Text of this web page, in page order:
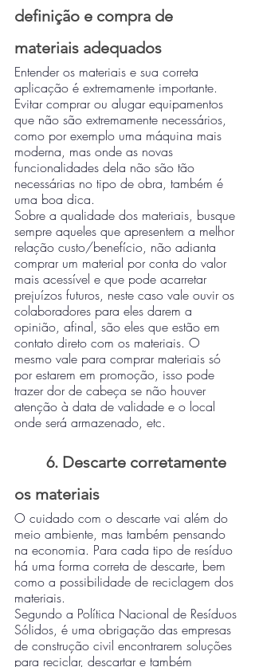
definição e compra de
materiais adequados
Entender os materiais e sua correta
aplicação é extremamente importante.
Evitar comprar ou alugar equipamentos
que não são extremamente necessários,
como por exemplo uma máquina mais
moderna, mas onde as novas
funcionalidades dela não são tão
necessárias no tipo de obra, também é
uma boa dica.
Sobre a qualidade dos materiais, busque
sempre aqueles que apresentem a melhor
relação custo/benefício, não adianta
comprar um material por conta do valor
mais acessível e que pode acarretar
prejuízos futuros, neste caso vale ouvir os
colaboradores para eles darem a
opinião, afinal, são eles que estão em
contato direto com os materiais. O
mesmo vale para comprar materiais só
por estarem em promoção, isso pode
trazer dor de cabeça se não houver
atenção à data de validade e o local
onde será armazenado, etc.
6. Descarte corretamente
os materiais
O cuidado com o descarte vai além do
meio ambiente, mas também pensando
na economia. Para cada tipo de resíduo
há uma forma correta de descarte, bem
como a possibilidade de reciclagem dos
materiais.
Segundo a Política Nacional de Resíduos
Sólidos, é uma obrigação das empresas
de construção civil encontrarem soluções
para reciclar, descartar e também